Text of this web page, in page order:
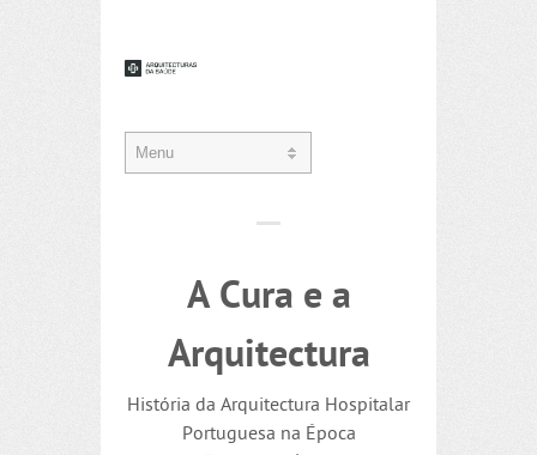
A Cura e a
Arquitectura
História da Arquitectura Hospitalar
Portuguesa na Época